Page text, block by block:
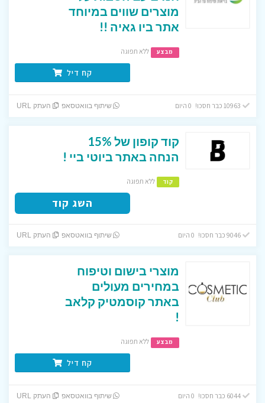
מוצרים שווים במיוחד
אתר ביו גאיה !!
מבצע ללא תפוגה
קח דיל
שיתוף בוואטסאפ העתק URL
קוד קופון של 15%
הנחה באתר ביוטי ביי !
קוד ללא תפוגה
השג קוד
9046 כבר חסכו! 0 היום שיתוף בוואטסאפ העתק URL
מוצרי בישום וטיפוח
במחירים מעולים
באתר קוסמטיק קלאב
!
מבצע ללא תפוגה
קח דיל
6044 כבר חסכו! 0 היום שיתוף בוואטסאפ העתק URL